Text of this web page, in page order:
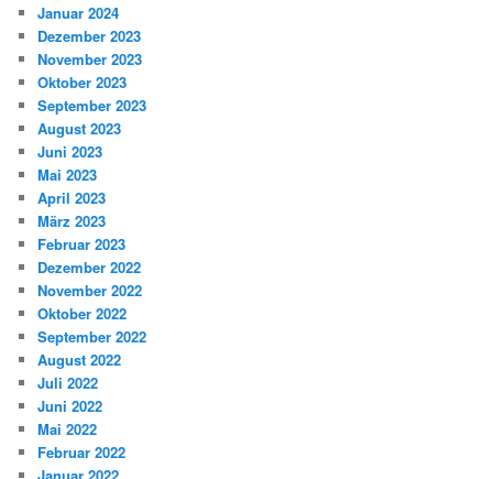
Januar 2024
Dezember 2023
November 2023
Oktober 2023
September 2023
August 2023
Juni 2023
Mai 2023
April 2023
März 2023
Februar 2023
Dezember 2022
November 2022
Oktober 2022
September 2022
August 2022
Juli 2022
Juni 2022
Mai 2022
Februar 2022